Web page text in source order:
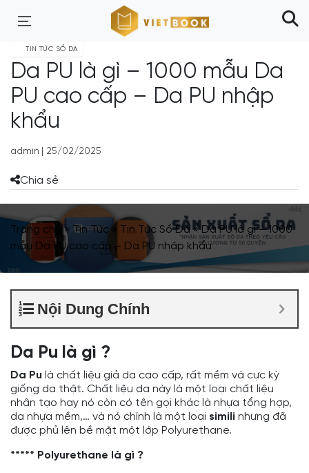
TIN TỨC SỔ DA
Da PU là gì – 1000 mẫu Da
PU cao cấp – Da PU nhập
khẩu
admin 25/02/2025
Chia sẻ
Trang chủ » Tin Tức» Tin Tức Sổ Da»Da PU là gì – 1000
mẫu Da PU cao cấp – Da PU nhập khẩu
Nội Dung Chính
Da Pu là gì ?
Da Pu là chất liệu giả da cao cấp, rất mềm và cực kỳ
giống da thật. Chất liệu da này là một loại chất liệu
nhân tạo hay nó còn có tên gọi khác là nhựa tổng hợp,
da nhựa mềm,… và nó chính là một loại simili nhưng đã
được phủ lên bề mặt một lớp Polyurethane.
***** Polyurethane là gì ?